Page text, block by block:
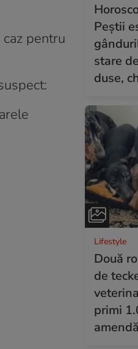
pentru
Peștii
stare
duse,
Lifestyle
Două
de
primi
amendă